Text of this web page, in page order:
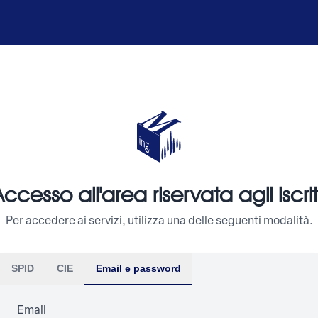
all'area riservata agli
Per accedere ai servizi, utilizza una delle seguenti modalità.
SPID CIE Email e password
Email